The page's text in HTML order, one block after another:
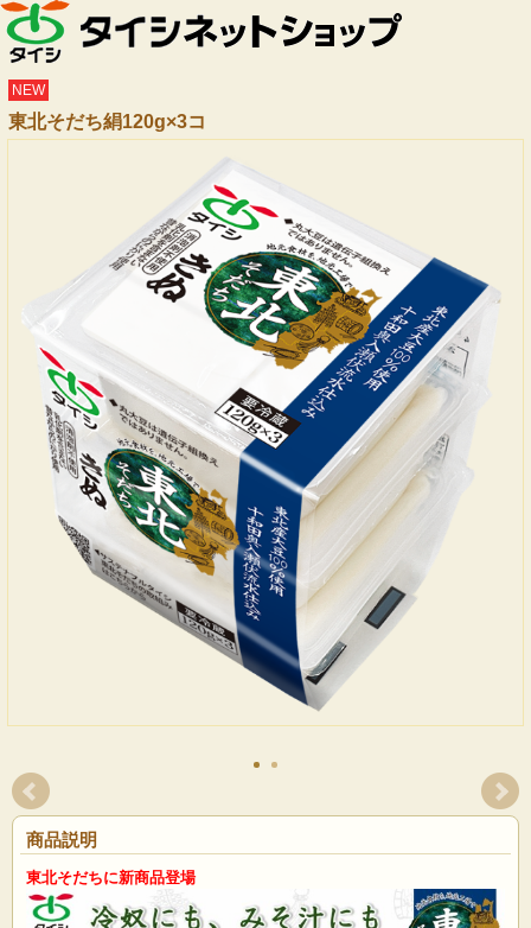
NEW
東北そだち絹120g×3コ
商品説明
東北そだちに新商品登場